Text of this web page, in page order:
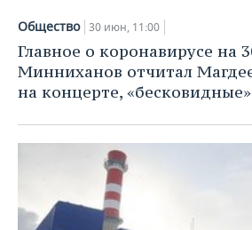
Общество 30 июн, 11:00
Главное о коронавирусе на
Минниханов отчитал
на концерте,